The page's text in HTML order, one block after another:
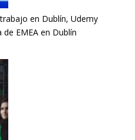
en Dublín, Udemy
EMEA en Dublín